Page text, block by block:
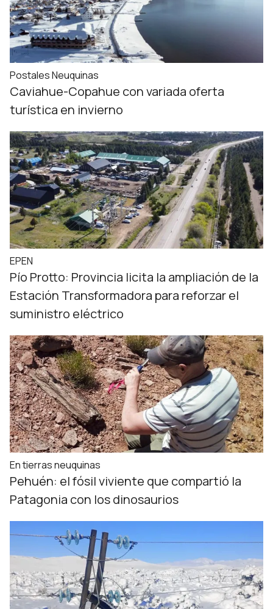
Postales Neuquinas
Caviahue-Copahue con variada oferta
turística en invierno
EPEN
Pío Protto: Provincia licita la ampliación de la
Estación Transformadora para reforzar el
suministro eléctrico
En tierras neuquinas
Pehuén: el fósil viviente que compartió la
Patagonia con los dinosaurios